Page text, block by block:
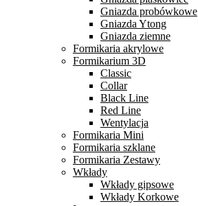
Gniazda probówkowe
Gniazda Ytong
Gniazda ziemne
Formikaria akrylowe
Formikarium 3D
Classic
Collar
Black Line
Red Line
Wentylacja
Formikaria Mini
Formikaria szklane
Formikaria Zestawy
Wkłady
Wkłady gipsowe
Wkłady Korkowe